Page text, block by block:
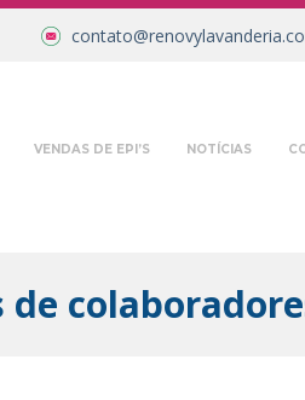
VENDAS DE EPI’S NOTÍCIAS